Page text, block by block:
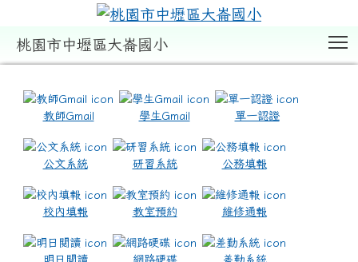
桃園市中壢區大崙國小
教師Gmail 學生Gmail 單一認證
公文系統 研習系統 公務填報
校內填報 教室預約 維修通報
明日閱讀 網路硬碟 差勤系統